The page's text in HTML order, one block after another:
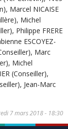
Marcel NICAISE
Michel
Philippe FRERE
ESCOYEZ-
Marc
Michel
(Conseiller),
Jean-Marc
7 mars 2018 - 18:30